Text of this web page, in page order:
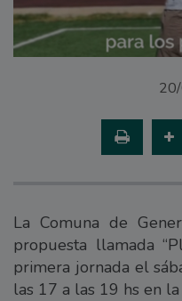
La Comuna de
propuesta llamada
primera jornada el
las 17 a las 19 hs en